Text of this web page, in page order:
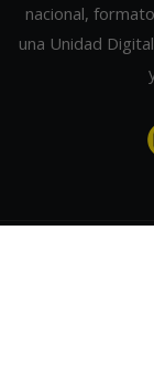
nacional,
una Unidad